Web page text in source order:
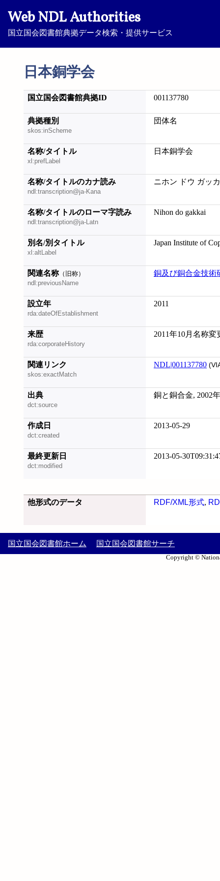
Web NDL Authorities
国立国会図書館典拠データ検索・提供サービス
日本銅学会
国立国会図書館典拠ID 001137780
典拠種別
skos:inScheme
団体名
名称/タイトル
xl:prefLabel
日本銅学会
名称/タイトルのカナ読み
ndl:transcription@ja-Kana
ニホン ドウ ガッ
名称/タイトルのローマ字読み
ndl:transcription@ja-Latn
Nihon do gakkai
別名/別タイトル
xl:altLabel
Japan Institute of
関連名称（旧称）
ndl:previousName
銅及び銅合金技術
設立年
rda:dateOfEstablishment
2011
来歴
rda:corporateHistory
2011年10月名称変
関連リンク
skos:exactMatch
NDL|001137780
出典
dct:source
銅と銅合金, 2002年
作成日
dct:created
2013-05-29
最終更新日
dct:modified
2013-05-
他形式のデータ RDF/XML形式,
国立国会図書館ホーム 国立国会図書館サーチ
Copyright ©